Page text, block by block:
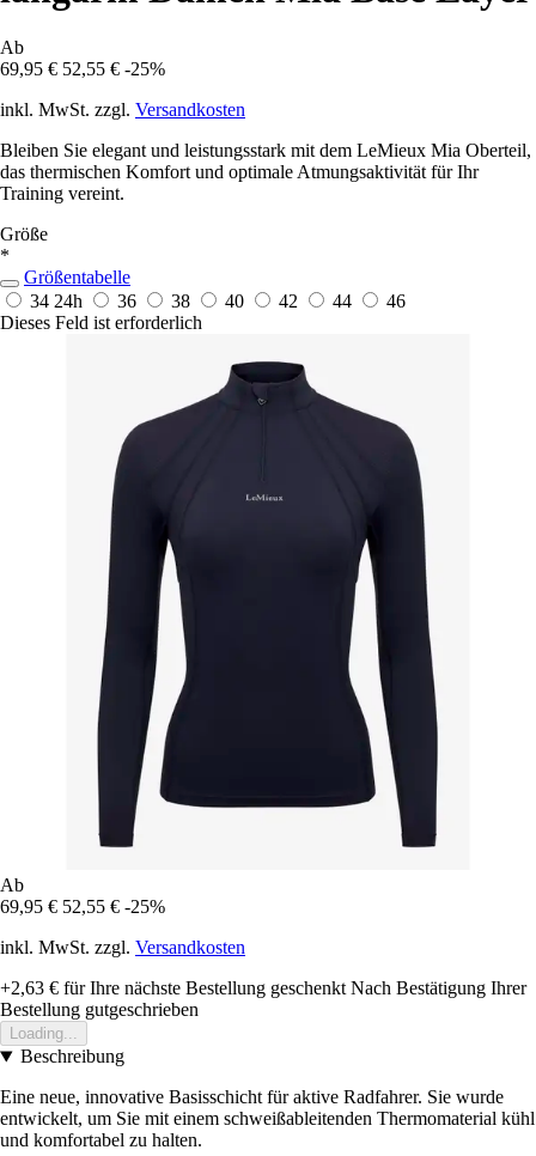
Ab
69,95 € 52,55 € -25%
inkl. MwSt. zzgl. Versandkosten
Bleiben Sie elegant und leistungsstark mit dem LeMieux Mia Oberteil,
das thermischen Komfort und optimale Atmungsaktivität für Ihr
Training vereint.
Größe
*
Größentabelle
34 24h 36 38 40 42 44
46
Dieses Feld ist erforderlich
Ab
69,95 € 52,55 € -25%
inkl. MwSt. zzgl. Versandkosten
+2,63 € für Ihre nächste Bestellung geschenkt Nach Bestätigung Ihrer
Bestellung gutgeschrieben
Loading...
Beschreibung
Eine neue, innovative Basisschicht für aktive Radfahrer. Sie wurde
entwickelt, um Sie mit einem schweißableitenden Thermomaterial kühl
und komfortabel zu halten.